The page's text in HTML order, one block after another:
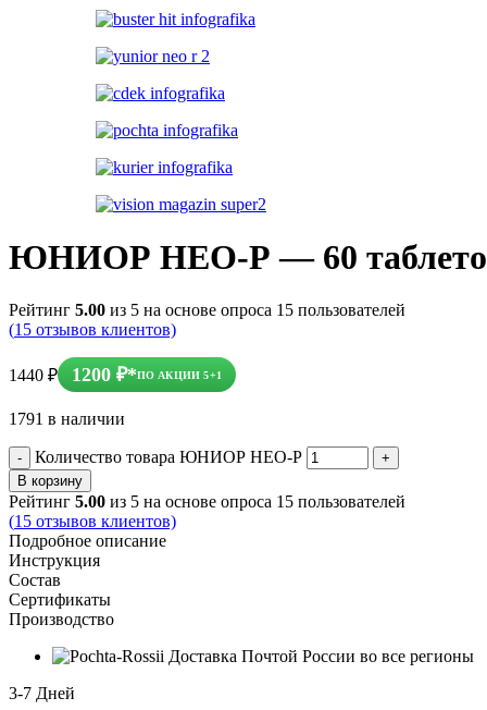
ЮНИОР НЕО-Р— 60
Рейтинг 5.00 из 5 на основе опроса 15 пользователей
(15 отзывов клиентов)
1440 ₽ 1200 ₽*ПО АКЦИИ 5+1
1791 в наличии
Количество товара ЮНИОР НЕО-Р
В корзину
Рейтинг 5.00 из 5 на основе опроса 15 пользователей
(15 отзывов клиентов)
Подробное описание
Инструкция
Состав
Сертификаты
Производство
Доставка Почтой России во все регионы
3-7 Дней